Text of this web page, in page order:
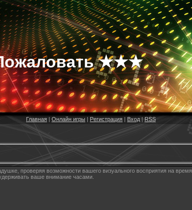
★★★
Главная | Онлайн игры | Регистрация | Вход|RSS
проверяя возможности вашего визуального восприятия на время.
ваше внимание часами.